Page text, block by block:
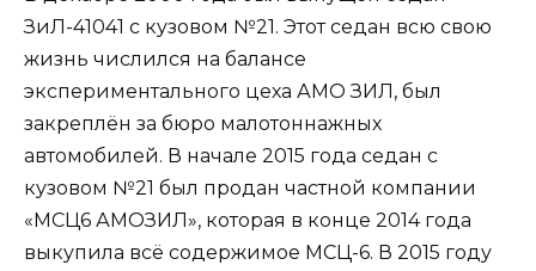
ЗиЛ-41041 с кузовом №21. Этот седан всю свою
жизнь числился на балансе
экспериментального цеха АМО ЗИЛ, был
закреплён за бюро малотоннажных
автомобилей. В начале 2015 года седан с
кузовом №21 был продан частной компании
«МСЦ6 АМОЗИЛ», которая в конце 2014 года
выкупила всё содержимое МСЦ-6. В 2015 году